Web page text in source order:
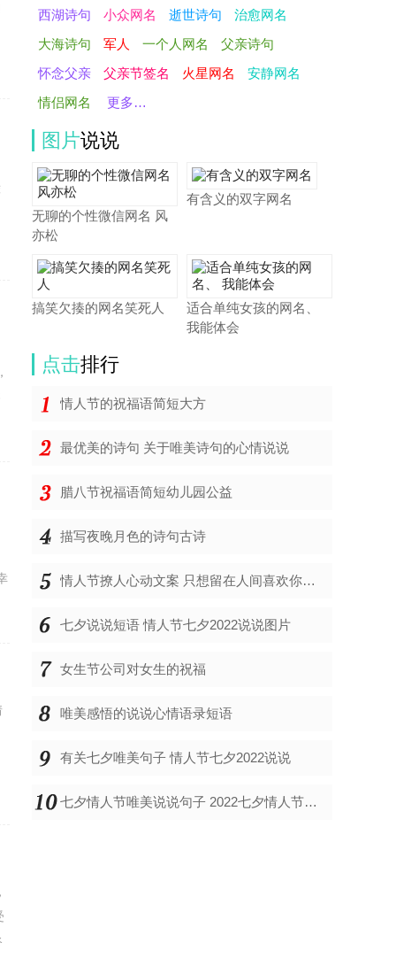
西湖诗句
小众网名 逝世诗句
治愈网名
大海诗句
军人 一个人网名
父亲诗句
怀念父亲
父亲节签名 火星网名
安静网名
情侣网名
更多…
图片说说
无聊的个性微信网名 风
亦松
有含义的双字网名
搞笑欠揍的网名笑死人
适合单纯女孩的网名、
我能体会
点击排行
情人节的祝福语简短大方
最优美的诗句 关于唯美诗句的心情说说
腊八节祝福语简短幼儿园公益
描写夜晚月色的诗句古诗
情人节撩人心动文案 只想留在人间喜欢你的表白说说
七夕说说短语 情人节七夕2022说说图片
女生节公司对女生的祝福
唯美感悟的说说心情语录短语
有关七夕唯美句子 情人节七夕2022说说
七夕情人节唯美说说句子 2022七夕情人节表白文案说说大全